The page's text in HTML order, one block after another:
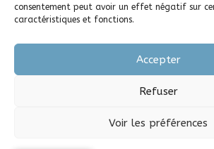
consentement peut avoir un effet négatif sur
caractéristiques et fonctions.
Accepter
Refuser
Voir les préférences